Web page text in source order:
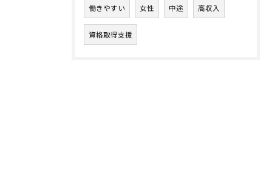
働きやすい 女性 中途 高収入
資格取得支援